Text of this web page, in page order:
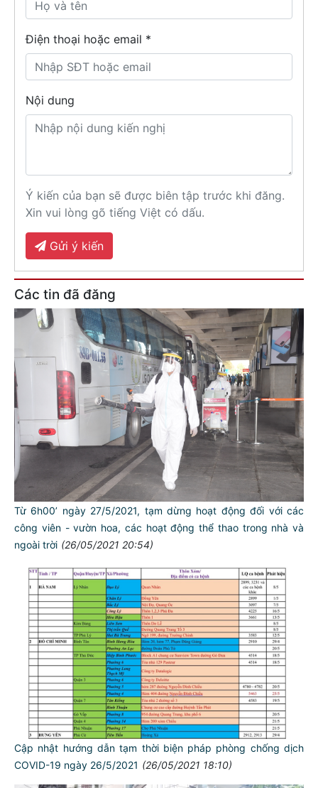
Điện thoại hoặc email *
Nội dung
Ý kiến của bạn sẽ được biên tập trước khi đăng.
Xin vui lòng gõ tiếng Việt có dấu.
Gửi ý kiến
Các tin đã đăng
Từ 6h00’ ngày 27/5/2021, tạm dừng hoạt động đối với các
công viên - vườn hoa, các hoạt động thể thao trong nhà và
ngoài trời (26/05/2021 20:54)
Cập nhật hướng dẫn tạm thời biện pháp phòng chống dịch
COVID-19 ngày 26/5/2021 (26/05/2021 18:10)